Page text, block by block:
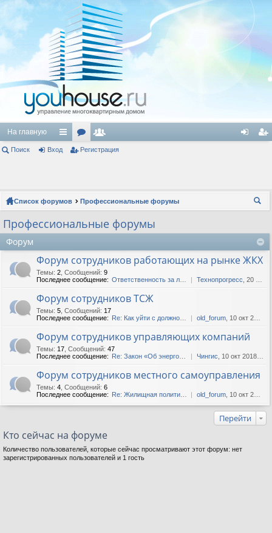
На главную
с
и
ор ол
ат
ел
ац
Поиск Вход Регистрация
Список форумов
Профессиональные форумы
Профессиональные форумы
Форум
Форум сотрудников работающих на рынке ЖКХ
Темы: 2 Сообщений: 9
Последнее сообщение: Ответственность за лифты Технопрогресс , 20 окт 2020, 09:51
Форум сотрудников ТСЖ
Темы: 5 Сообщений: 17
Последнее сообщение: Re: Как уйти с должности пр... old_forum , 10 окт 2015, 15:16
Форум сотрудников управляющих компаний
Темы: 17 Сообщений: 47
Последнее сообщение: Re: Закон «Об энергосбереже... Чингис , 10 окт 2018, 06:22
Форум сотрудников местного самоуправления
Темы: 4 Сообщений: 6
Последнее сообщение: Re: Жилищная политика. Реко... old_forum , 10 окт 2015, 16:45
Перейти
Кто сейчас на форуме
Количество пользователей, которые сейчас просматривают этот форум: нет
зарегистрированных пользователей и 1 гость